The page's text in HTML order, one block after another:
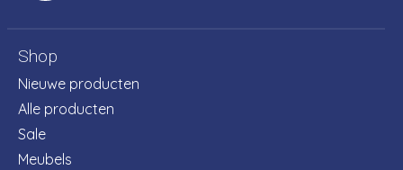
Shop
Nieuwe producten
Alle producten
Sale
Meubels